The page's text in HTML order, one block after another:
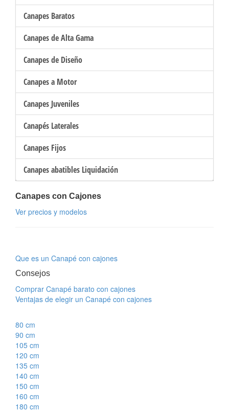
Canapes Baratos
Canapes de Alta Gama
Canapes de Diseño
Canapes a Motor
Canapes Juveniles
Canapés Laterales
Canapes Fijos
Canapes abatibles Liquidación
Canapes con Cajones
Ver precios y modelos
Que es un Canapé con cajones
Consejos
Comprar Canapé barato con cajones
Ventajas de elegir un Canapé con cajones
80 cm
90 cm
105 cm
120 cm
135 cm
140 cm
150 cm
160 cm
180 cm